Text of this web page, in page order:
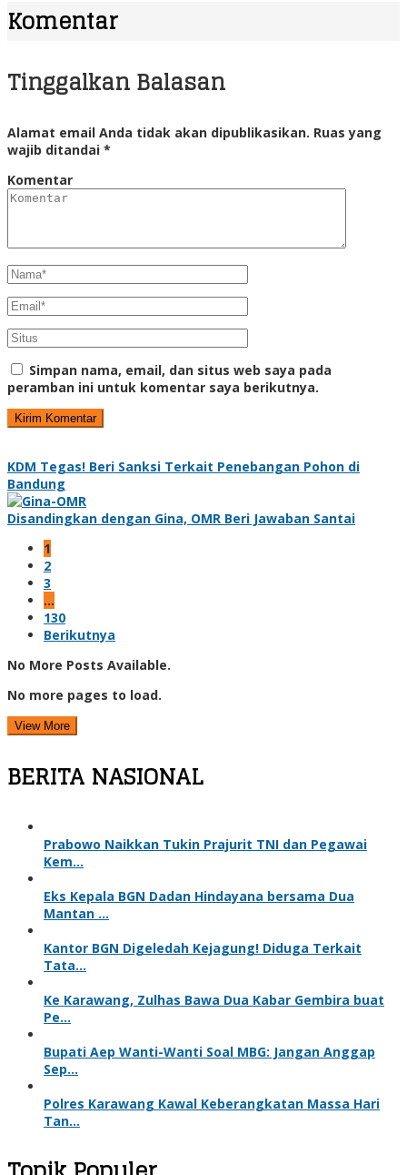
Komentar
Tinggalkan Balasan
Alamat email Anda tidak akan dipublikasikan. Ruas yang
wajib ditandai *
Komentar
Simpan nama, email, dan situs web saya pada
peramban ini untuk komentar saya berikutnya.
KDM Tegas! Beri Sanksi Terkait Penebangan Pohon di
Bandung
Disandingkan dengan Gina, OMR Beri Jawaban Santai
1
2
3
…
130
Berikutnya
No More Posts Available.
No more pages to load.
View More
BERITA NASIONAL
Prabowo Naikkan Tukin Prajurit TNI dan Pegawai
Kem…
Eks Kepala BGN Dadan Hindayana bersama Dua
Mantan …
Kantor BGN Digeledah Kejagung! Diduga Terkait
Tata…
Ke Karawang, Zulhas Bawa Dua Kabar Gembira buat
Pe…
Bupati Aep Wanti-Wanti Soal MBG: Jangan Anggap
Sep…
Polres Karawang Kawal Keberangkatan Massa Hari
Tan…